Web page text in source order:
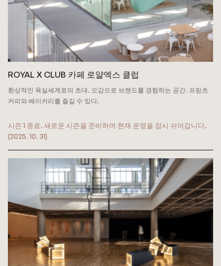
ROYAL X CLUB 카페 로얄엑스 클럽
환상적인 욕실세계로의 초대. 오감으로 브랜드를 경험하는 공간. 프릳츠
커피와 베이커리를 즐길 수 있다.
시즌 1 종료. 새로운 시즌을 준비하며 현재 운영을 잠시 쉬어갑니다.
(2025. 10. 31)